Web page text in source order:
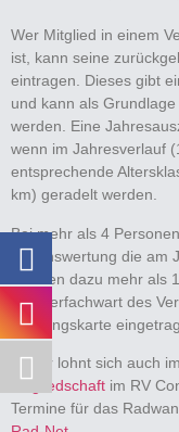
Wer Mitglied in einem
ist, kann seine
eintragen. Dieses gibt
und kann als
werden. Eine
wenn im Jahresverlauf
entsprechende
km) geradelt werden.
Bei mehr als 4
Vereinswertung die
müssen dazu mehr als
Wanderfachwart des
Wertungskarte
Daher lohnt sich auch
Mitgliedschaft im RV
Termine für das